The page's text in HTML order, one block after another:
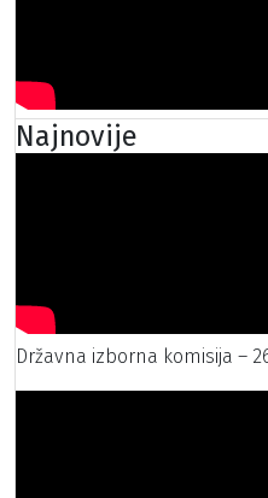
Najnovije
Državna izborna komisija –